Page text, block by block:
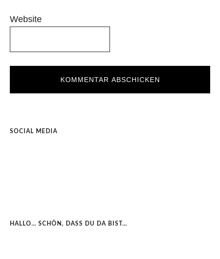
Website
SOCIAL MEDIA
HALLO… SCHÖN, DASS DU DA BIST…